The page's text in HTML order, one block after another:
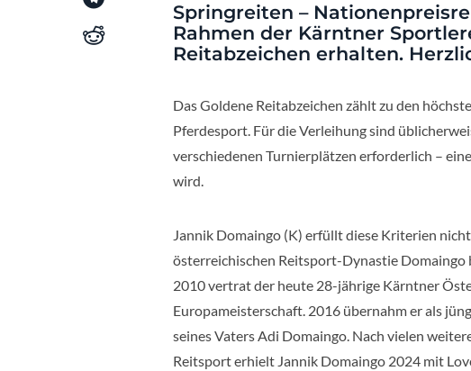
Springreiten –
Rahmen der Kärntner
Reitabzeichen erhalten.
Das Goldene Reitabzeichen zählt zu den
Pferdesport. Für die Verleihung sind
verschiedenen Turnierplätzen erforderlich –
wird.
Jannik Domaingo (K) erfüllt diese Kriterien
österreichischen Reitsport-Dynastie Domaingo
2010 vertrat der heute 28-jährige Kärntner
Europameisterschaft. 2016 übernahm er als
seines Vaters Adi Domaingo. Nach vielen
Reitsport erhielt Jannik Domaingo 2024 mit